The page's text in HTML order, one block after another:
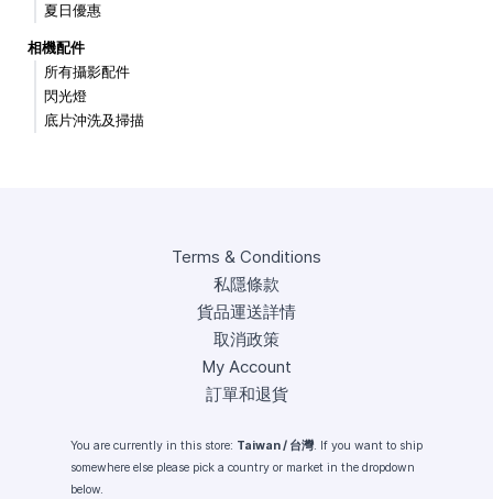
夏日優惠
相機配件
所有攝影配件
閃光燈
底片沖洗及掃描
Terms & Conditions
私隱條款
貨品運送詳情
取消政策
My Account
訂單和退貨
You are currently in this store: Taiwan / 台灣. If you want to ship
somewhere else please pick a country or market in the dropdown
below.